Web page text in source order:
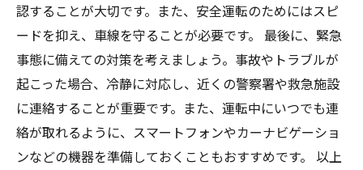
認することが大切です。また、安全運転のためにはスピ
ードを抑え、車線を守ることが必要です。 最後に、緊急
事態に備えての対策を考えましょう。事故やトラブルが
起こった場合、冷静に対応し、近くの警察署や救急施設
に連絡することが重要です。また、運転中にいつでも連
絡が取れるように、スマートフォンやカーナビゲーショ
ンなどの機器を準備しておくこともおすすめです。 以上